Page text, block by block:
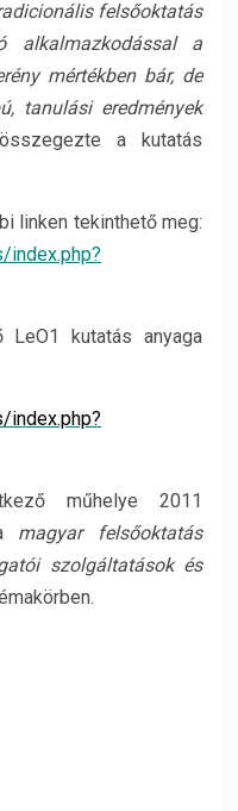
felsőoktatás
alkalmazkodással a
mértékben bár, de
tanulási eredmények
a kutatás
linken tekinthető meg:
kutatás anyaga
műhelye 2011
magyar
felsőoktatás
szolgáltatások és